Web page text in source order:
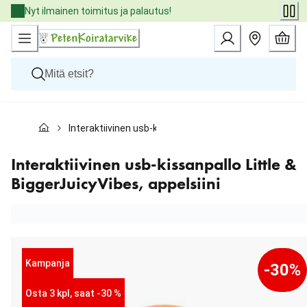
Skip
to
Content
Nyt ilmainen toimitus ja palautus!
Kissat
Eläinlääkäriruoat
Tuotemerkit
Uutuudet
Interaktiivinen usb-kissanpallo Little &
Interaktiivinen usb-kissanpallo Little &
BiggerJuicyVibes, appelsiini
Kampanja
Osta 3 kpl, saat -30 %
-30%